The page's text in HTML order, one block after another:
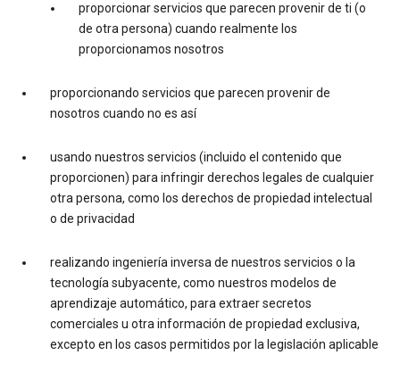
proporcionar servicios que parecen provenir de ti (o
de otra persona) cuando realmente los
proporcionamos nosotros
proporcionando servicios que parecen provenir de
nosotros cuando no es así
usando nuestros servicios (incluido el contenido que
proporcionen) para infringir derechos legales de cualquier
otra persona, como los derechos de propiedad intelectual
o de privacidad
realizando ingeniería inversa de nuestros servicios o la
tecnología subyacente, como nuestros modelos de
aprendizaje automático, para extraer secretos
comerciales u otra información de propiedad exclusiva,
excepto en los casos permitidos por la legislación aplicable